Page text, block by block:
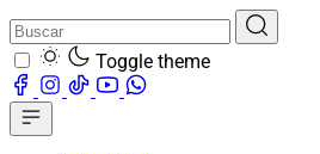
Toggle theme